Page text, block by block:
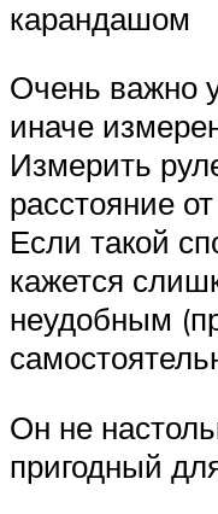
карандашом
Очень важно
иначе
Измерить
расстояние
Если такой
кажется
неудобным
Он не
пригодный